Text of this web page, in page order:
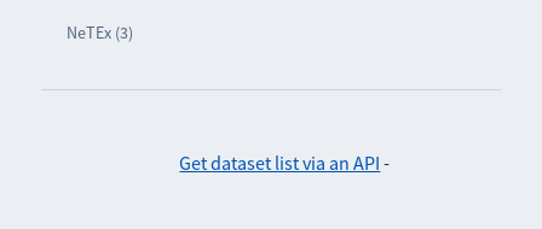
NeTEx (3)
Get dataset list via an API -